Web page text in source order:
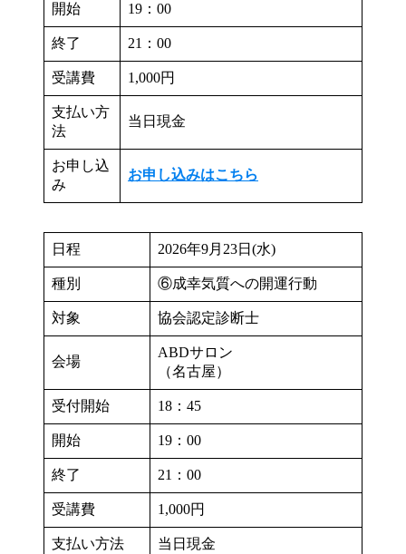
開始 19：00
終了 21：00
受講費 1,000円
支払い方
法
当日現金
お申し込
み
お申し込みはこちら
日程 2026年9月23日(水)
種別 ⑥成幸気質への開運行動
対象 協会認定診断士
会場
ABDサロン
（名古屋）
受付開始 18：45
開始 19：00
終了 21：00
受講費 1,000円
支払い方法 当日現金